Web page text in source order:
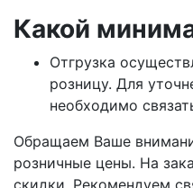
Какой
Отгрузка
розницу. Для
необходимо
Обращаем Ваше
розничные цены. На